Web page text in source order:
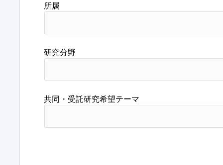
所属
研究分野
共同・受託研究希望テーマ